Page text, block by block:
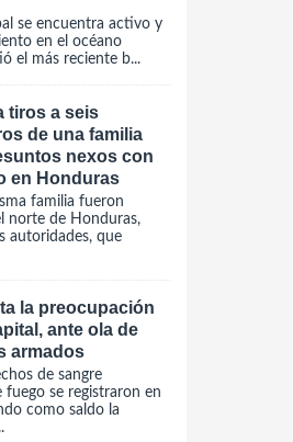
se encuentra activo y
en el océano
el más reciente b...
tiros a seis
de una familia
nexos con
en Honduras
familia fueron
norte de Honduras,
autoridades, que
la preocupación
ante ola de
armados
de sangre
se registraron en
como saldo la